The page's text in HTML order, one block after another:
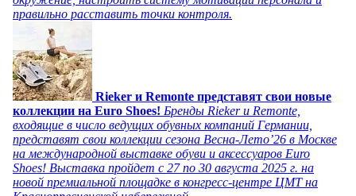
правильно расставить точки контроля.
Rieker и Remonte представят свои новые
коллекции на Euro Shoes! Бренды Rieker и Remonte,
входящие в число ведущих обувных компаний Германии,
представят свои коллекции сезона Весна-Лето’26 в Москве
на международной выставке обуви и аксессуаров Euro
Shoes! Выставка пройдет c 27 по 30 августа 2025 г. на
новой премиальной площадке в конгресс-центре ЦМТ на